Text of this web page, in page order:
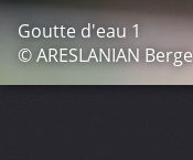
Goutte d'eau 1
© ARESLANIAN Berge